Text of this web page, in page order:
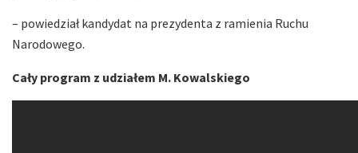
– powiedział kandydat na prezydenta z ramienia Ruchu
Narodowego.
Cały program z udziałem M. Kowalskiego